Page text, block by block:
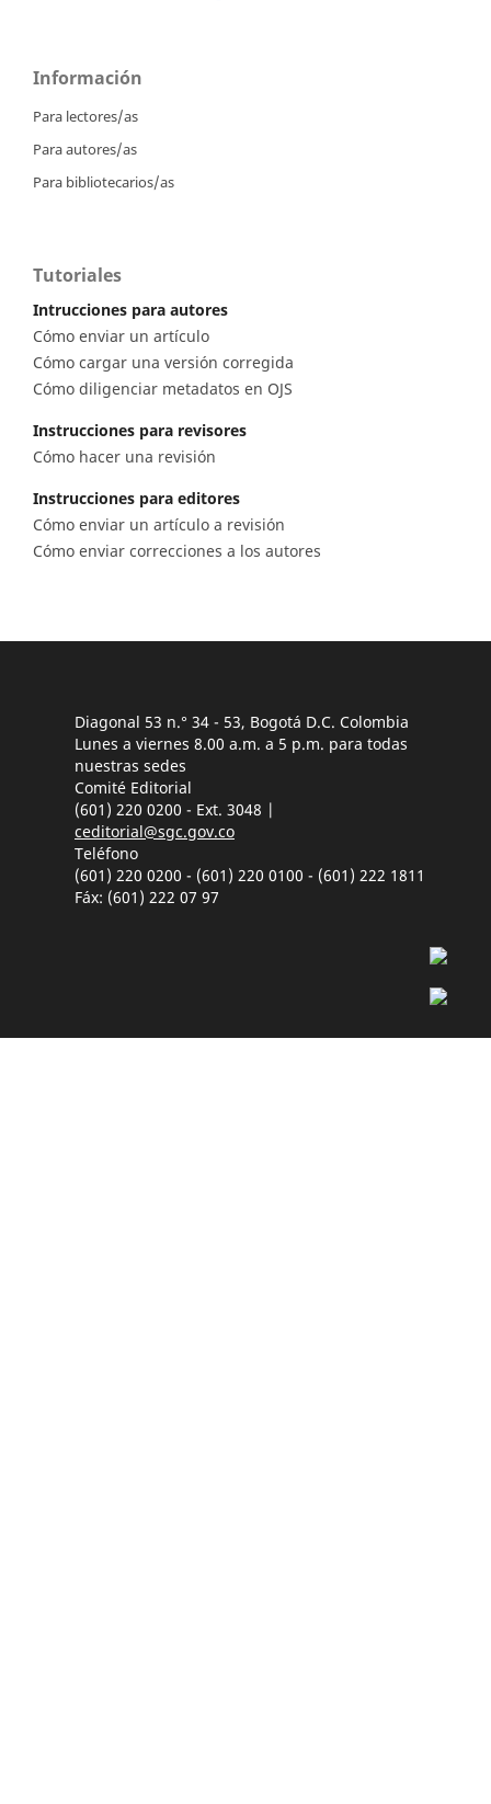
Información
Para lectores/as
Para autores/as
Para bibliotecarios/as
Tutoriales
Intrucciones para autores
Cómo enviar un artículo
Cómo cargar una versión corregida
Cómo diligenciar metadatos en OJS
Instrucciones para revisores
Cómo hacer una revisión
Instrucciones para editores
Cómo enviar un artículo a revisión
Cómo enviar correcciones a los autores
Diagonal 53 n.° 34 - 53, Bogotá D.C. Colombia
Lunes a viernes 8.00 a.m. a 5 p.m. para todas
nuestras sedes
Comité Editorial
(601) 220 0200 - Ext. 3048 |
ceditorial@sgc.gov.co
Teléfono
(601) 220 0200 - (601) 220 0100 - (601) 222 1811
Fáx: (601) 222 07 97